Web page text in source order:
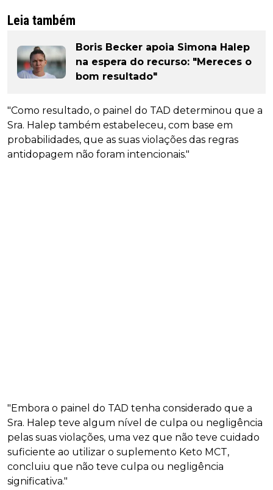
Leia também
Boris Becker apoia Simona Halep
na espera do recurso: "Mereces o
bom resultado"
"Como resultado, o painel do TAD determinou que a
Sra. Halep também estabeleceu, com base em
probabilidades, que as suas violações das regras
antidopagem não foram intencionais."
"Embora o painel do TAD tenha considerado que a
Sra. Halep teve algum nível de culpa ou negligência
pelas suas violações, uma vez que não teve cuidado
suficiente ao utilizar o suplemento Keto MCT,
concluiu que não teve culpa ou negligência
significativa."